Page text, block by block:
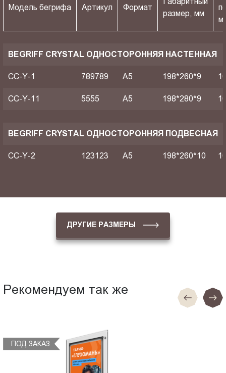
Модель бегрифа Артикул Формат
размер, мм
BEGRIFF CRYSTAL ОДНОСТОРОННЯЯ НАСТЕННАЯ
CC-Y-1 789789 A5 198*260*9
CC-Y-11 5555 A5 198*280*9
BEGRIFF CRYSTAL ОДНОСТОРОННЯЯ ПОДВЕСНАЯ
CC-Y-2 123123 A5 198*260*10
ДРУГИЕ РАЗМЕРЫ
Рекомендуем так же
ПОД ЗАКАЗ